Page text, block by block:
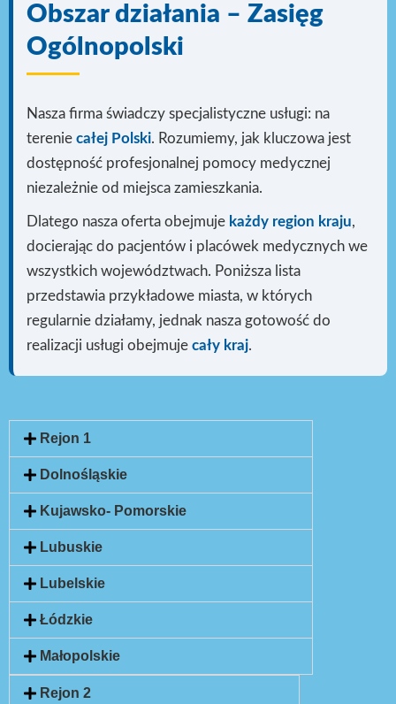
Obszar działania – Zasięg
Ogólnopolski
Nasza firma świadczy specjalistyczne usługi: na
terenie całej Polski. Rozumiemy, jak kluczowa jest
dostępność profesjonalnej pomocy medycznej
niezależnie od miejsca zamieszkania.
Dlatego nasza oferta obejmuje każdy region kraju,
docierając do pacjentów i placówek medycznych we
wszystkich województwach. Poniższa lista
przedstawia przykładowe miasta, w których
regularnie działamy, jednak nasza gotowość do
realizacji usługi obejmuje cały kraj.
Rejon 2
Rejon 1
Dolnośląskie
Kujawsko- Pomorskie
Lubuskie
Lubelskie
Łódzkie
Małopolskie